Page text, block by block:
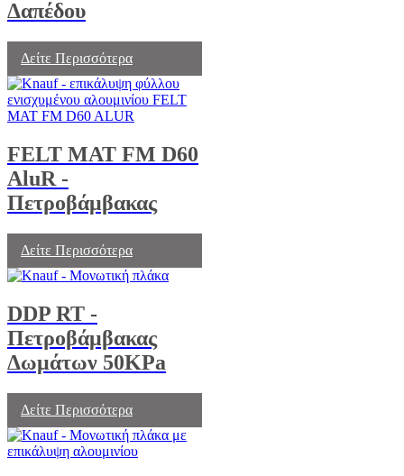
Δαπέδου
Δείτε Περισσότερα
FELT MAT FM D60
AluR -
Πετροβάμβακας
Δείτε Περισσότερα
DDP RT -
Πετροβάμβακας
Δωμάτων 50KPa
Δείτε Περισσότερα